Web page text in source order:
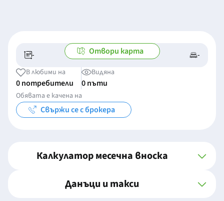
- -/- -
Отвори карта
В любими на
0 потребители
Видяна
0 пъти
Обявата е качена на
Свържи се с брокера
Калкулатор месечна вноска
Данъци и такси